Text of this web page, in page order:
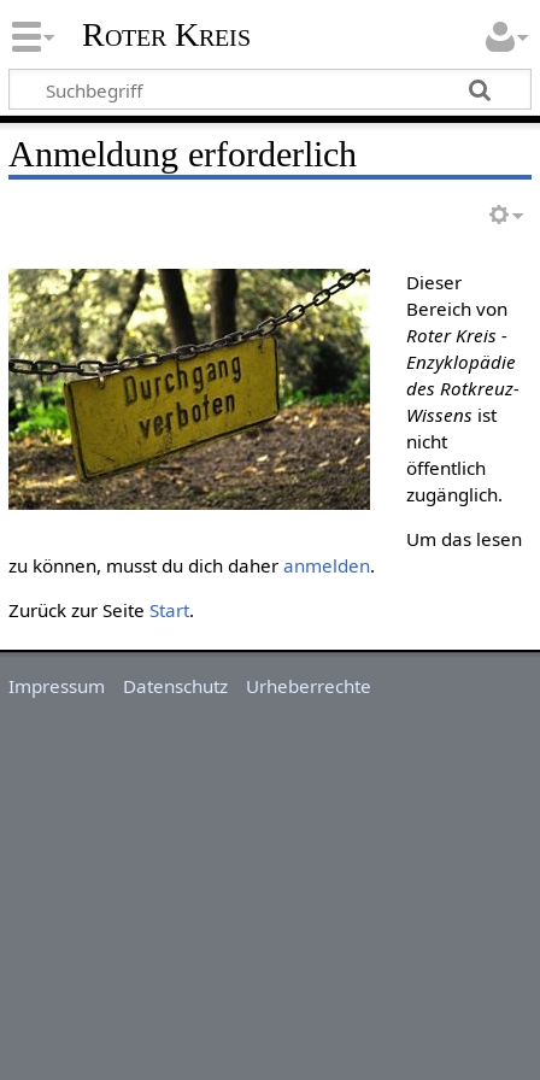
Roter Kreis
Anmeldung erforderlich
Dieser
Bereich von
Roter Kreis -
Enzyklopädie
des Rotkreuz-
Wissens ist
nicht
öffentlich
zugänglich.
Um das lesen
zu können, musst du dich daher anmelden.
Zurück zur Seite Start.
Impressum Datenschutz Urheberrechte